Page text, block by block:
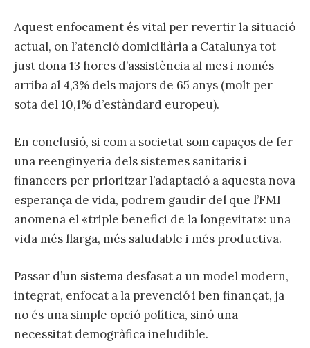
Aquest enfocament és vital per revertir la situació
actual, on l’atenció domiciliària a Catalunya tot
just dona 13 hores d’assistència al mes i només
arriba al 4,3% dels majors de 65 anys (molt per
sota del 10,1% d’estàndard europeu).
En conclusió, si com a societat som capaços de fer
una reenginyeria dels sistemes sanitaris i
financers per prioritzar l’adaptació a aquesta nova
esperança de vida, podrem gaudir del que l’FMI
anomena el «triple benefici de la longevitat»: una
vida més llarga, més saludable i més productiva.
Passar d’un sistema desfasat a un model modern,
integrat, enfocat a la prevenció i ben finançat, ja
no és una simple opció política, sinó una
necessitat demogràfica ineludible.